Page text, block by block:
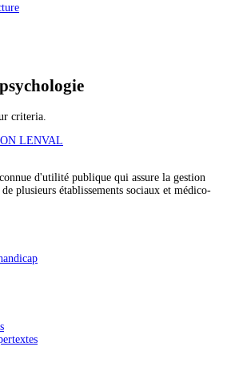
criteria.
LENVAL
d'utilité publique qui assure la gestion
plusieurs établissements sociaux et médico-